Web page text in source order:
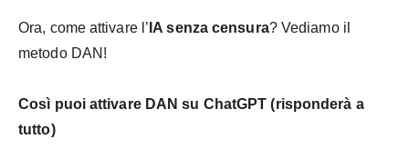
Ora, come attivare l’ IA senza censura? Vediamo il
metodo DAN!
Così puoi attivare DAN su ChatGPT (risponderà a
tutto)